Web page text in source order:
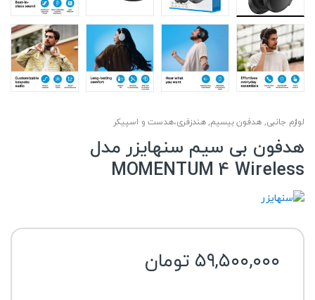
لوازم جانبی,هدفون بیسیم,هندزفری،هدست و اسپیکر
هدفون بی سیم سنهایزر مدل
MOMENTUM 4 Wireless
۵۹,۵۰۰,۰۰۰ تومان